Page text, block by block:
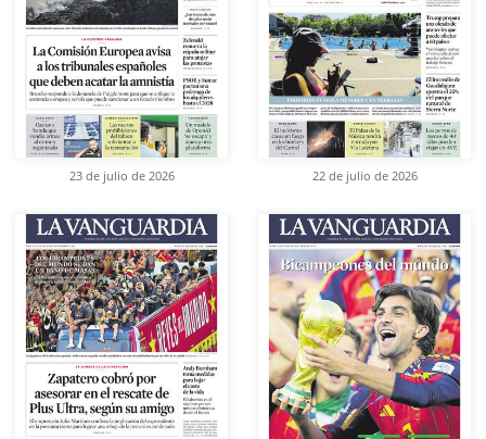
23 de julio de 2026 22 de julio de 2026